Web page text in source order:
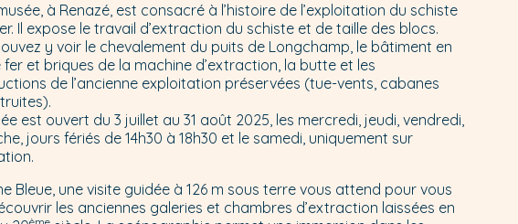
à Renazé, est consacré à l’histoire de l’exploitation du schiste
Il expose le travail d’extraction du schiste et de taille des blocs.
y voir le chevalement du puits de Longchamp, le bâtiment en
fer et briques de la machine d’extraction, la butte et les
de l’ancienne exploitation préservées (tue-vents, cabanes
est ouvert du 3 juillet au 31 août 2025, les mercredi, jeudi, vendredi,
jours fériés de 14h30 à 18h30 et le samedi, uniquement sur
Bleue, une visite guidée à 126 m sous terre vous attend pour vous
les anciennes galeries et chambres d’extraction laissées en